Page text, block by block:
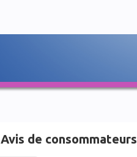
Avis de consommateurs